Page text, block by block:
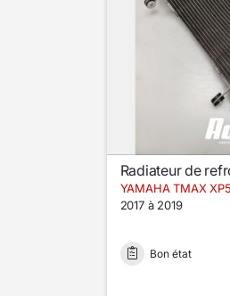
Radiateur de
YAMAHA TMAX
2017 à 2019
Bon état